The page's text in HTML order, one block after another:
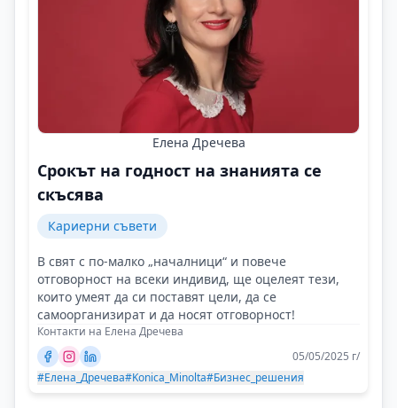
Елена Дречева
Срокът на годност на знанията се
скъсява
Кариерни съвети
В свят с по-малко „началници“ и повече
отговорност на всеки индивид, ще оцелеят тези,
които умеят да си поставят цели, да се
самоорганизират и да носят отговорност!
Контакти на Елена Дречева
05/05/2025 г/
#Елена_Дречева#Konica_Minolta#Бизнес_решения